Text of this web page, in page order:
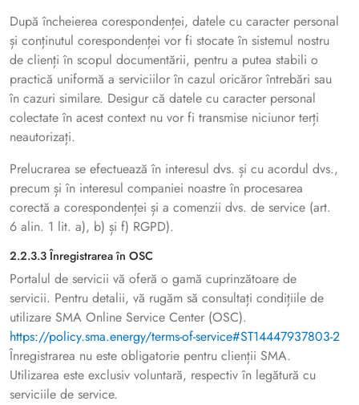
După încheierea corespondenței, datele cu caracter personal
și conținutul corespondenței vor fi stocate în sistemul nostru
de clienți în scopul documentării, pentru a putea stabili o
practică uniformă a serviciilor în cazul oricăror întrebări sau
în cazuri similare. Desigur că datele cu caracter personal
colectate în acest context nu vor fi transmise niciunor terți
neautorizați.
Prelucrarea se efectuează în interesul dvs. și cu acordul dvs.,
precum și în interesul companiei noastre în procesarea
corectă a corespondenței și a comenzii dvs. de service (art.
6 alin. 1 lit. a), b) și f) RGPD).
2.2.3.3 Înregistrarea în OSC
Portalul de servicii vă oferă o gamă cuprinzătoare de
servicii. Pentru detalii, vă rugăm să consultați condițiile de
utilizare SMA Online Service Center (OSC).
https://policy.sma.energy/terms-of-service#ST14447937803-2
Înregistrarea nu este obligatorie pentru clienții SMA.
Utilizarea este exclusiv voluntară, respectiv în legătură cu
serviciile de service.